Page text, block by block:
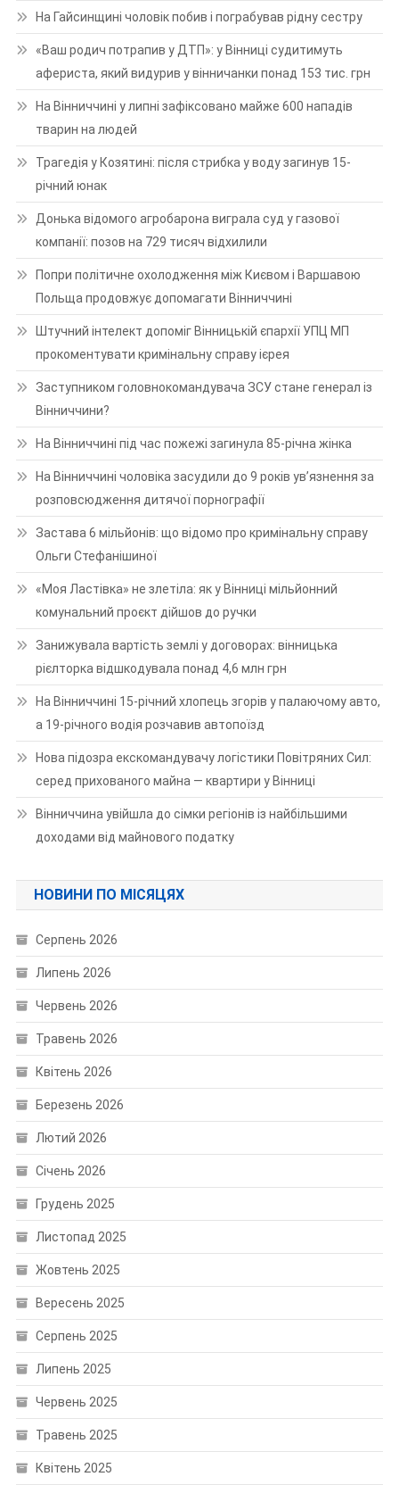
На Гайсинщині чоловік побив і пограбував рідну сестру
«Ваш родич потрапив у ДТП»: у Вінниці судитимуть
афериста, який видурив у вінничанки понад 153 тис. грн
На Вінниччині у липні зафіксовано майже 600 нападів
тварин на людей
Трагедія у Козятині: після стрибка у воду загинув 15-
річний юнак
Донька відомого агробарона виграла суд у газової
компанії: позов на 729 тисяч відхилили
Попри політичне охолодження між Києвом і Варшавою
Польща продовжує допомагати Вінниччині
Штучний інтелект допоміг Вінницькій єпархії УПЦ МП
прокоментувати кримінальну справу ієрея
Заступником головнокомандувача ЗСУ стане генерал із
Вінниччини?
На Вінниччині під час пожежі загинула 85-річна жінка
На Вінниччині чоловіка засудили до 9 років ув’язнення за
розповсюдження дитячої порнографії
Застава 6 мільйонів: що відомо про кримінальну справу
Ольги Стефанішиної
«Моя Ластівка» не злетіла: як у Вінниці мільйонний
комунальний проєкт дійшов до ручки
Занижувала вартість землі у договорах: вінницька
рієлторка відшкодувала понад 4,6 млн грн
На Вінниччині 15-річний хлопець згорів у палаючому авто,
а 19-річного водія розчавив автопоїзд
Нова підозра екскомандувачу логістики Повітряних Сил:
серед прихованого майна — квартири у Вінниці
Вінниччина увійшла до сімки регіонів із найбільшими
доходами від майнового податку
НОВИНИ ПО МІСЯЦЯХ
Серпень 2026
Липень 2026
Червень 2026
Травень 2026
Квітень 2026
Березень 2026
Лютий 2026
Січень 2026
Грудень 2025
Листопад 2025
Жовтень 2025
Вересень 2025
Серпень 2025
Липень 2025
Червень 2025
Травень 2025
Квітень 2025